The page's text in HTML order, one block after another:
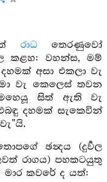
රාධ තෙරණුවෝ
කළහ: වහන්ස, මම්
අසා එකලා වැ
වැ කෙලෙස් තවන
සිත් ඇති වැ
දහමක් සැකෙවින්
ඡන්‍දය (දුර්‍වල
රාගය) පහකටයුතු
මාර කවරේ ද යත්: